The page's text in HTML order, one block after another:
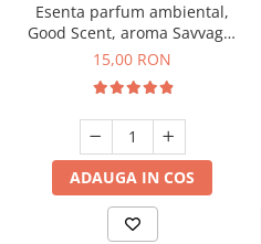
Esenta parfum ambiental,
Good Scent, aroma Savvage,
10 g
15,00 RON
ADAUGA IN COS